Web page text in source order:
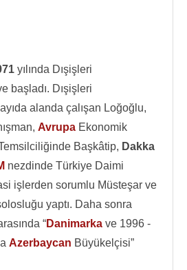
yılında Dışişleri
başladı. Dışişleri
alanda çalışan Loğoğlu,
Avrupa Ekonomik
Başkâtip, Dakka
nezdinde Türkiye Daimi
işlerden sorumlu Müsteşar ve
yaptı. Daha sonra
“Danimarka ve 1996 -
Azerbaycan Büyükelçisi”